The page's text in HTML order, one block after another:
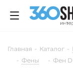
Главная - Каталог -
- Фены - Фен